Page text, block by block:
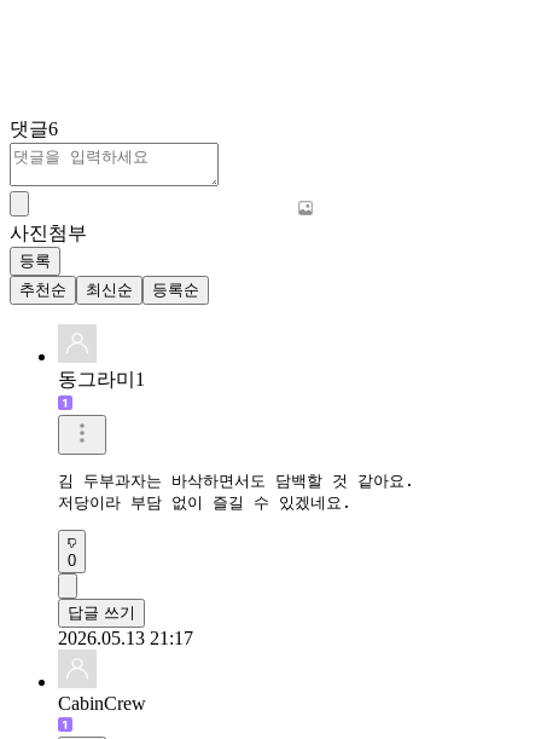
댓글6
사진첨부
등록
추천순
최신순 등록순
동그라미1
김 두부과자는 바삭하면서도 담백할 것 같아요.
저당이라 부담 없이 즐길 수 있겠네요.
0
답글 쓰기
2026.05.13 21:17
CabinCrew